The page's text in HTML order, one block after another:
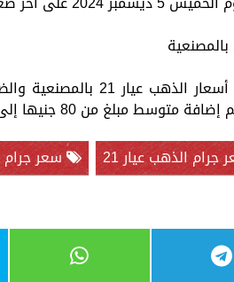
وعند اقتناء المشغولات
جنيها إلى 200 جنيه لكل جرام من عيار 21.
الذهب عيار 21 سعر جرام